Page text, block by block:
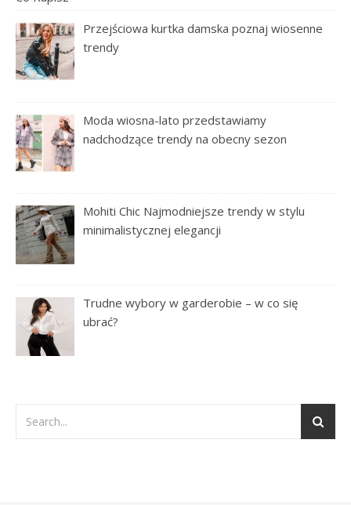
Przejściowa kurtka damska poznaj wiosenne
trendy
Moda wiosna-lato przedstawiamy
nadchodzące trendy na obecny sezon
Mohiti Chic Najmodniejsze trendy w stylu
minimalistycznej elegancji
Trudne wybory w garderobie – w co się
ubrać?